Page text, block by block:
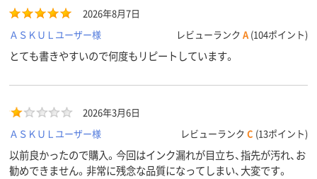
2026年8月7日
ＡＳＫＵＬユーザー様
レビューランク A (104ポイント)
とても書きやすいので何度もリピートしています。
2026年3月6日
ＡＳＫＵＬユーザー様
レビューランク C (13ポイント)
以前良かったので購入。今回はインク漏れが目立ち、指先が汚れ、お
勧めできません。非常に残念な品質になってしまい、大変です。